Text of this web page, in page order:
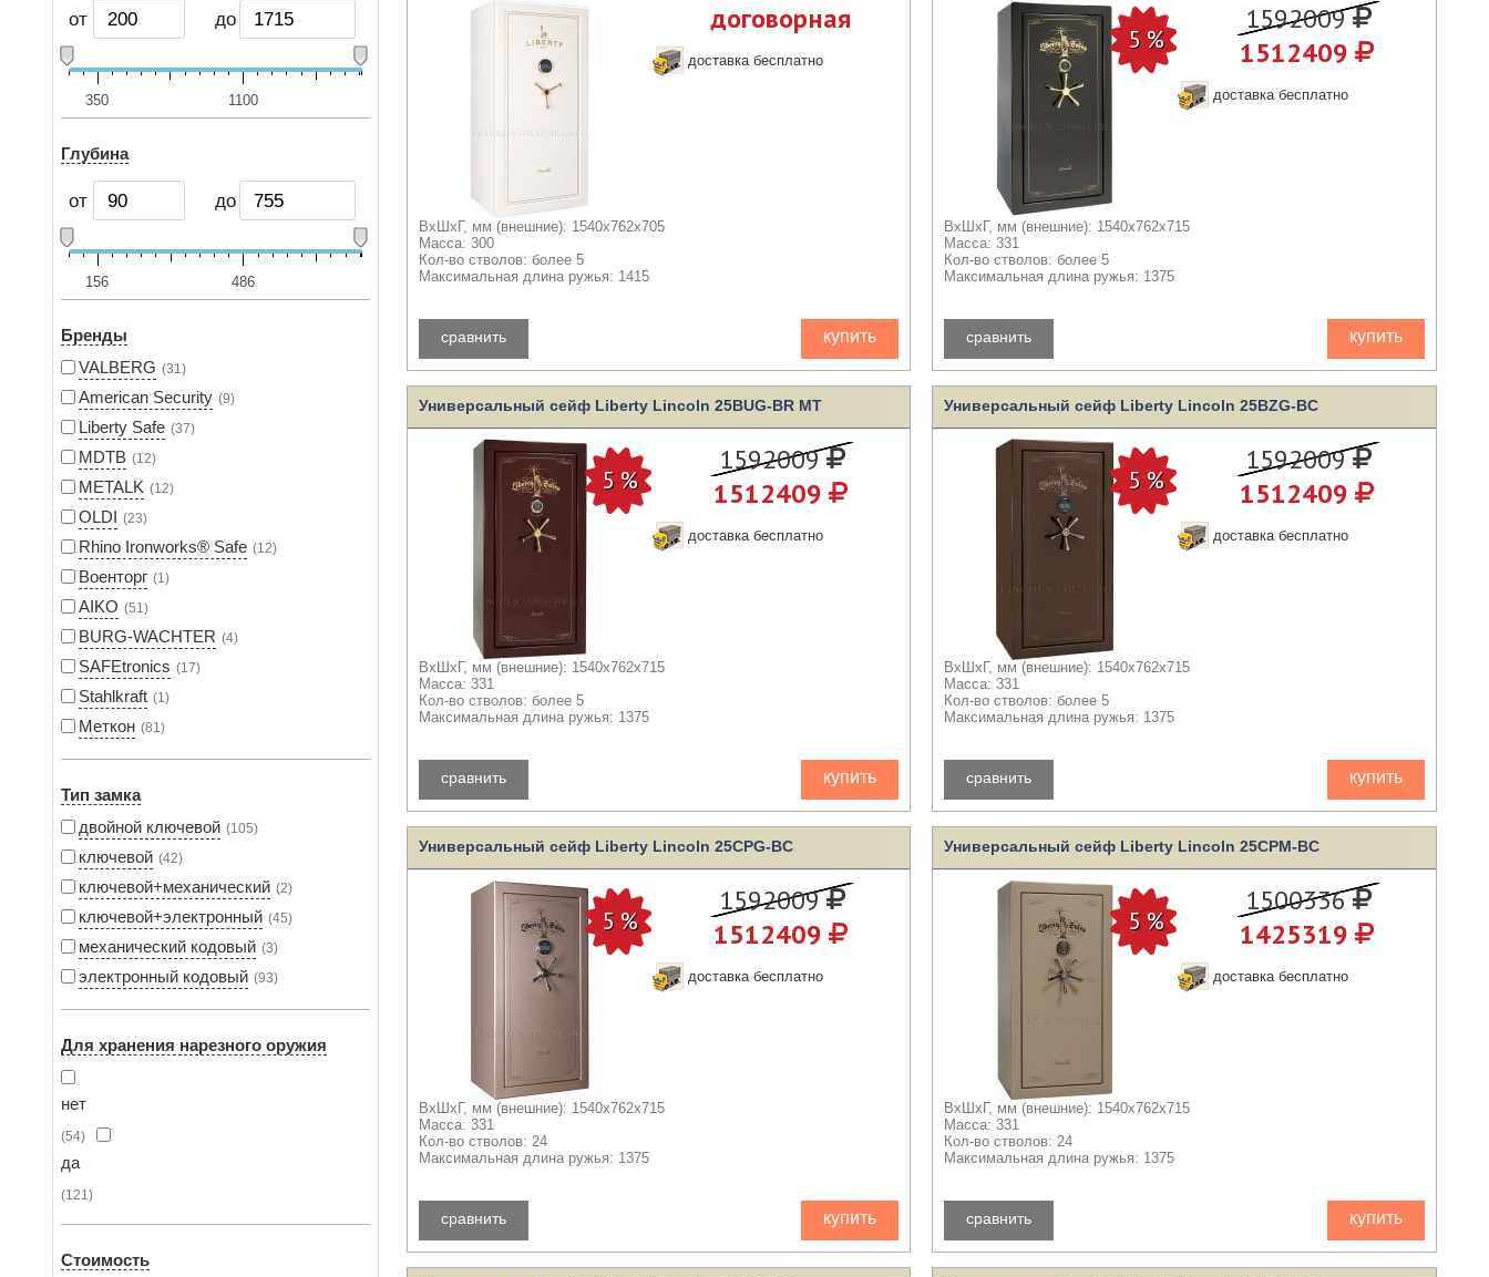
договорная
доставка бесплатно
ВхШхГ, мм (внешние): 1540x762x705
Масса: 300
Кол-во стволов: более 5
Максимальная длина ружья: 1415
купить
сравнить
1592009
1512409
доставка бесплатно
ВхШхГ, мм (внешние): 1540x762x715
Масса: 331
Кол-во стволов: более 5
Максимальная длина ружья: 1375
купить
сравнить
Универсальный сейф Liberty Lincoln 25BUG-BR MT
1592009
1512409
доставка бесплатно
ВхШхГ, мм (внешние): 1540x762x715
Масса: 331
Кол-во стволов: более 5
Максимальная длина ружья: 1375
купить
сравнить
Универсальный сейф Liberty Lincoln 25BZG-BC
1592009
1512409
доставка бесплатно
ВхШхГ, мм (внешние): 1540x762x715
Масса: 331
Кол-во стволов: более 5
Максимальная длина ружья: 1375
купить
сравнить
Универсальный сейф Liberty Lincoln 25CPG-BC
1592009
1512409
доставка бесплатно
ВхШхГ, мм (внешние): 1540x762x715
Масса: 331
Кол-во стволов: 24
Максимальная длина ружья: 1375
купить
сравнить
Универсальный сейф Liberty Lincoln 25CPM-BC
1500336
1425319
доставка бесплатно
ВхШхГ, мм (внешние): 1540x762x715
Масса: 331
Кол-во стволов: 24
Максимальная длина ружья: 1375
купить
сравнить
от до
350 1100
Глубина
от до
156 486
Бренды
VALBERG
31
American Security 9
Liberty Safe 37
MDTB 12
METALK 12
OLDI 23
Rhino Ironworks® Safe 12
Военторг 1
AIKO 51
BURG-WACHTER 4
SAFEtronics 17
Stahlkraft 1
Меткон 81
Тип замка
двойной ключевой
105
ключевой 42
ключевой+механический 2
ключевой+электронный 45
механический кодовый 3
электронный кодовый 93
Для хранения нарезного оружия
нет
54
да
121
Стоимость